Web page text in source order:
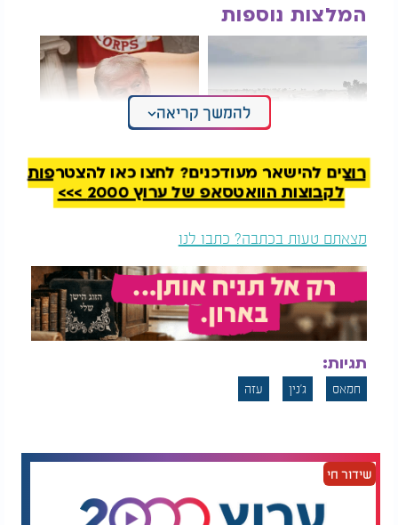
המלצות נוספות
כמו חתונה: החטוף חזר
לביתו בשיירה
טראמפ מציב
אולטימטום, איראן
מאיימת בטילים -
ישראל על סף הכרעה
חמאס מתח ביקורת חריפה על המבצע, בטענה כי "הוא
הגיע לרמות מסוכנות וחסרות תקדים, בדומה למעשי
הכיבוש נגד עמנו".
ד"ר ע'סאן חטיב מאוניברסיטת ביר זית מציין כי למרות
קריאות ארגוני הטרור להפגנות נגד הרשות, אלו לא
התממשו ולא התפשטו מעבר לג'נין. לדבריו, ניכר רצון
בקרב הציבור הפלסטיני למנוע הסלמה נוספת, לצד
חשש מהתעצמות הנוכחות הישראלית בגדה המערבית
בעקבות המלחמה בעזה.
הדומם בציבור הפלסטיני", מסכם חטיב, "זו הסיבה
להיעדר תגובה ציבורית משמעותית למבצע נגד
החמושים".
להמשך קריאה
רוצים להישאר מעודכנים? לחצו כאן להצטרפות
לקבוצות הוואטסאפ של ערוץ 2000 >>>
מצאתם טעות בכתבה? כתבו לנו
תגיות:
חמאס ג'נין עזה
שידור חי